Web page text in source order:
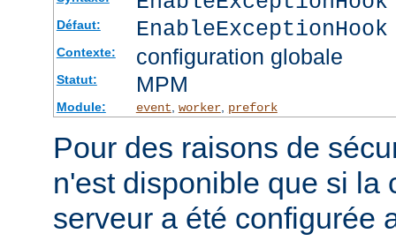
Défaut:
Contexte: configuration globale
Statut: MPM
Module: event worker, prefork
Pour des raisons de
n'est disponible que si la
serveur a été configurée